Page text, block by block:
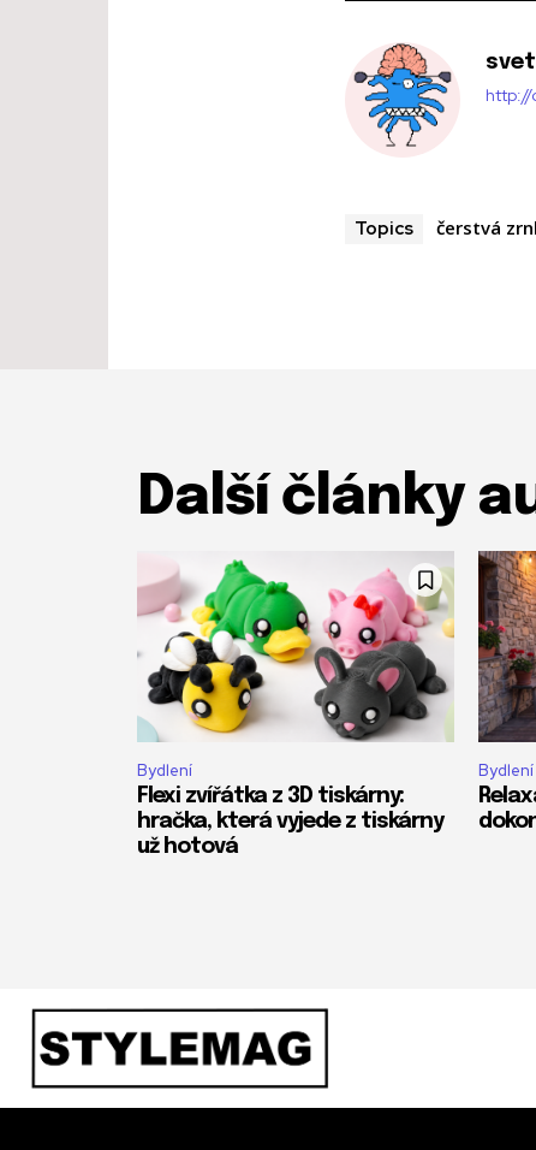
Topics čerstvá
Další články
Bydlení
Flexi zvířátka z 3D tiskárny:
hračka, která vyjede z tiskárny
už hotová
Bydlení